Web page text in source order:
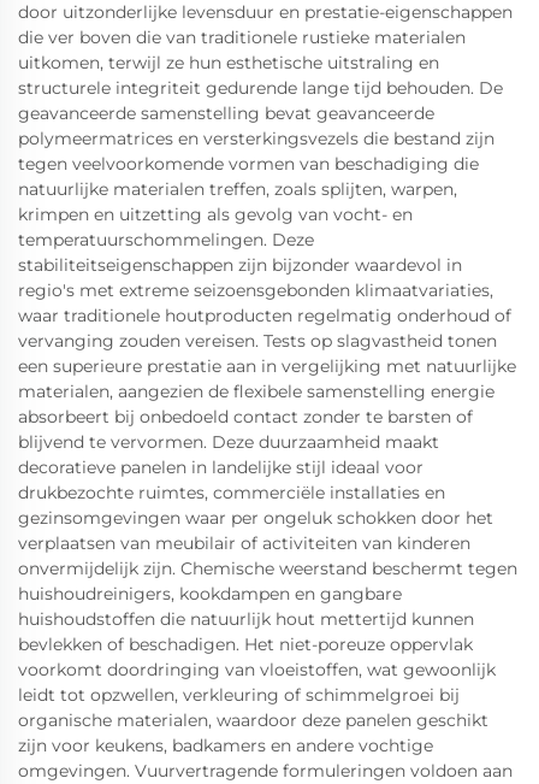
door uitzonderlijke levensduur en prestatie-eigenschappen
die ver boven die van traditionele rustieke materialen
uitkomen, terwijl ze hun esthetische uitstraling en
structurele integriteit gedurende lange tijd behouden. De
geavanceerde samenstelling bevat geavanceerde
polymeermatrices en versterkingsvezels die bestand zijn
tegen veelvoorkomende vormen van beschadiging die
natuurlijke materialen treffen, zoals splijten, warpen,
krimpen en uitzetting als gevolg van vocht- en
temperatuurschommelingen. Deze
stabiliteitseigenschappen zijn bijzonder waardevol in
regio's met extreme seizoensgebonden klimaatvariaties,
waar traditionele houtproducten regelmatig onderhoud of
vervanging zouden vereisen. Tests op slagvastheid tonen
een superieure prestatie aan in vergelijking met natuurlijke
materialen, aangezien de flexibele samenstelling energie
absorbeert bij onbedoeld contact zonder te barsten of
blijvend te vervormen. Deze duurzaamheid maakt
decoratieve panelen in landelijke stijl ideaal voor
drukbezochte ruimtes, commerciële installaties en
gezinsomgevingen waar per ongeluk schokken door het
verplaatsen van meubilair of activiteiten van kinderen
onvermijdelijk zijn. Chemische weerstand beschermt tegen
huishoudreinigers, kookdampen en gangbare
huishoudstoffen die natuurlijk hout mettertijd kunnen
bevlekken of beschadigen. Het niet-poreuze oppervlak
voorkomt doordringing van vloeistoffen, wat gewoonlijk
leidt tot opzwellen, verkleuring of schimmelgroei bij
organische materialen, waardoor deze panelen geschikt
zijn voor keukens, badkamers en andere vochtige
omgevingen. Vuurvertragende formuleringen voldoen aan